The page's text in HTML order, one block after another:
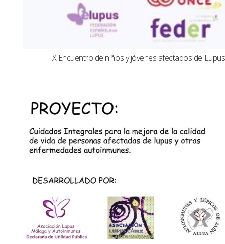
IX Encuentro de niños y jóvenes afectados de